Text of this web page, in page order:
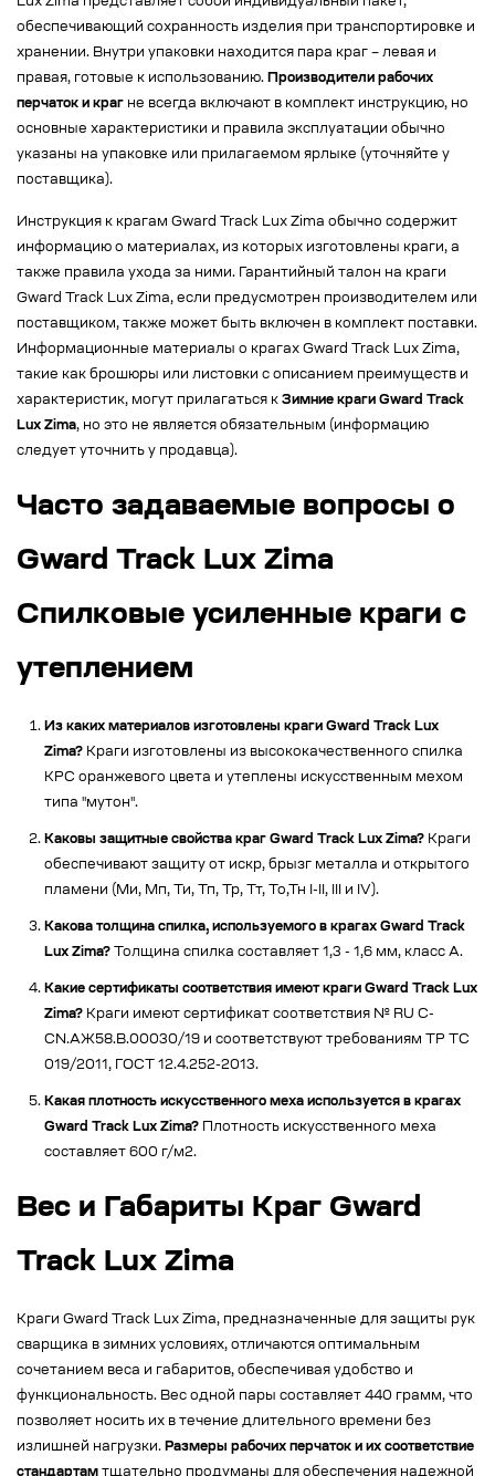
обеспечивающий сохранность изделия при транспортировке и
хранении. Внутри упаковки находится пара краг – левая и
правая, готовые к использованию. Производители рабочих
перчаток и краг не всегда включают в комплект инструкцию, но
основные характеристики и правила эксплуатации обычно
указаны на упаковке или прилагаемом ярлыке (уточняйте у
поставщика).
Инструкция к крагам Gward Track Lux Zima обычно содержит
информацию о материалах, из которых изготовлены краги, а
также правила ухода за ними. Гарантийный талон на краги
Gward Track Lux Zima, если предусмотрен производителем или
поставщиком, также может быть включен в комплект поставки.
Информационные материалы о крагах Gward Track Lux Zima,
такие как брошюры или листовки с описанием преимуществ и
характеристик, могут прилагаться к Зимние краги Gward Track
Lux Zima, но это не является обязательным (информацию
следует уточнить у продавца).
Часто задаваемые вопросы о
Gward Track Lux Zima
Спилковые усиленные краги с
утеплением
Из каких материалов изготовлены краги Gward Track Lux
Zima? Краги изготовлены из высококачественного спилка
КРС оранжевого цвета и утеплены искусственным мехом
типа "мутон".
Каковы защитные свойства краг Gward Track Lux Zima? Краги
обеспечивают защиту от искр, брызг металла и открытого
пламени (Ми, Мп, Ти, Тп, Тр, Тт, То,Тн I-II, III и IV).
Какова толщина спилка, используемого в крагах Gward Track
Lux Zima? Толщина спилка составляет 1,3 - 1,6 мм, класс А.
Какие сертификаты соответствия имеют краги Gward Track Lux
Zima? Краги имеют сертификат соответствия № RU C-
CN.АЖ58.В.00030/19 и соответствуют требованиям ТР ТС
019/2011, ГОСТ 12.4.252-2013.
Какая плотность искусственного меха используется в крагах
Gward Track Lux Zima? Плотность искусственного меха
составляет 600 г/м2.
Вес и Габариты Краг Gward
Track Lux Zima
Краги Gward Track Lux Zima, предназначенные для защиты рук
сварщика в зимних условиях, отличаются оптимальным
сочетанием веса и габаритов, обеспечивая удобство и
функциональность. Вес одной пары составляет 440 грамм, что
позволяет носить их в течение длительного времени без
излишней нагрузки. Размеры рабочих перчаток и их соответствие
стандартам тщательно продуманы для обеспечения надежной